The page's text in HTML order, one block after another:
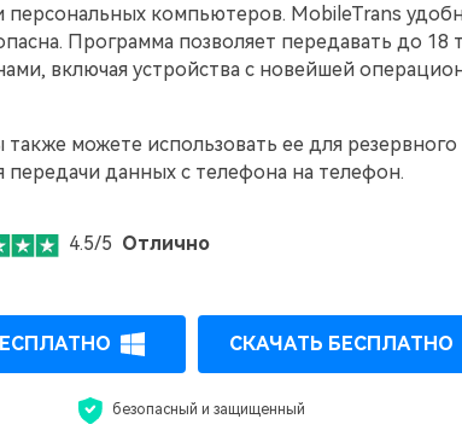
компьютеров. MobileTrans
Программа позволяет передавать до 18
включая устройства с новейшей
можете использовать ее для
передачи данных с телефона на телефон.
4.5/5 Отлично
СКАЧАТЬ БЕСПЛАТНО
безопасный и защищенный